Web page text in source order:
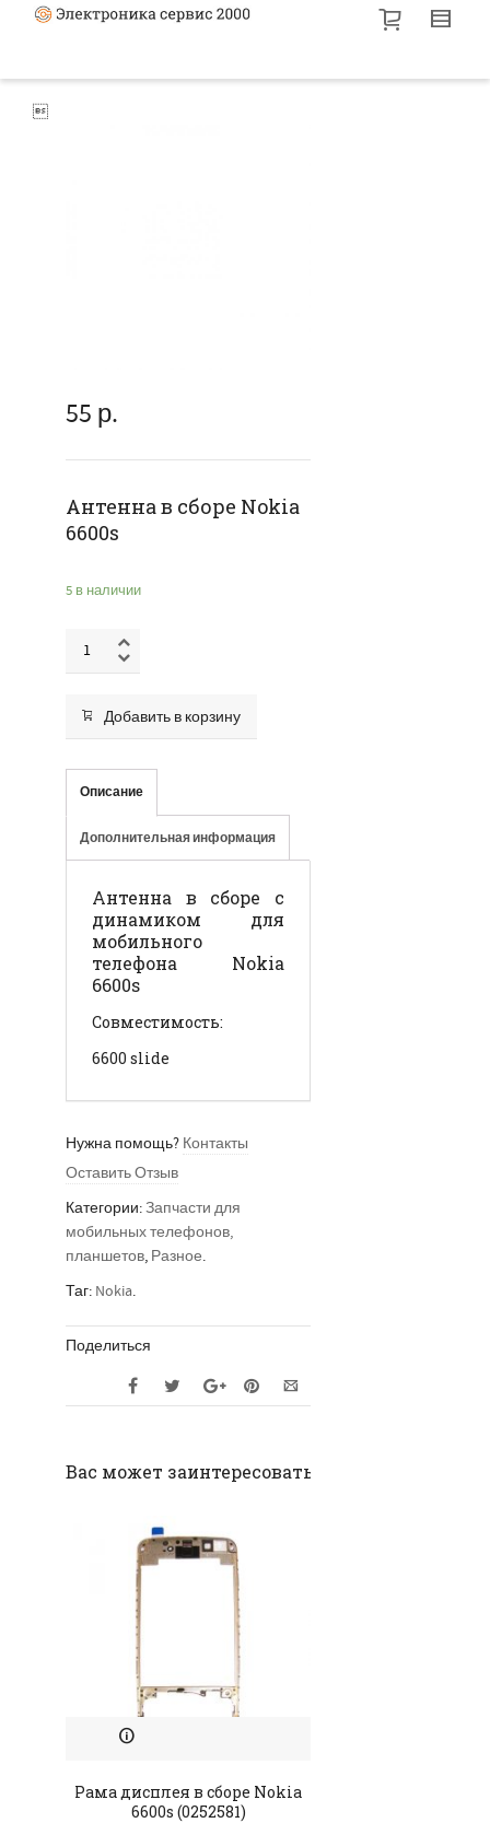

55 р.
Антенна в сборе Nokia
6600s
5 в наличии
Добавить в корзину
Описание
Дополнительная информация
Антенна в сборе с
динамиком для
мобильного
телефона Nokia
6600s
Совместимость:
6600 slide
Нужна помощь? Контакты
Оставить Отзыв
Категории:Запчасти для
мобильных телефонов,
планшетов, Разное.
Таг: Nokia.
Поделиться
Вас может заинтересовать;
Рама дисплея в сборе Nokia
6600s (0252581)